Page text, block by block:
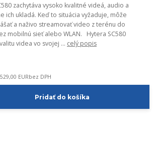
zachytáva vysoko kvalitné videá, audio a
ich ukladá. Keď to situácia vyžaduje, môže
a naživo streamovať video z terénu do
mobilnú sieť alebo WLAN. Hytera SC580
videa vo svojej ... celý popis
529,00 EURbez DPH
Pridať do košíka